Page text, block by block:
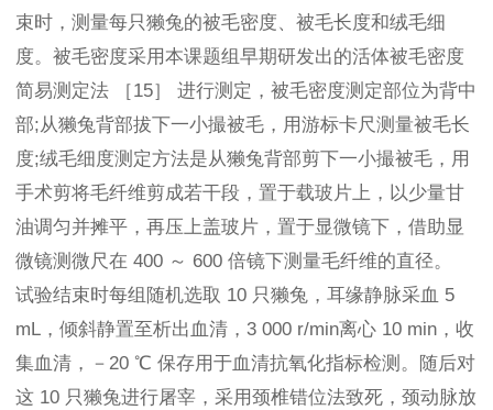
束时，测量每只獭兔的被毛密度、被毛长度和绒毛细
度。被毛密度采用本课题组早期研发出的活体被毛密度
简易测定法 ［15］ 进行测定，被毛密度测定部位为背中
部;从獭兔背部拔下一小撮被毛，用游标卡尺测量被毛长
度;绒毛细度测定方法是从獭兔背部剪下一小撮被毛，用
手术剪将毛纤维剪成若干段，置于载玻片上，以少量甘
油调匀并摊平，再压上盖玻片，置于显微镜下，借助显
微镜测微尺在 400 ～ 600 倍镜下测量毛纤维的直径。
试验结束时每组随机选取 10 只獭兔，耳缘静脉采血 5
mL，倾斜静置至析出血清，3 000 r/min离心 10 min，收
集血清，－20 ℃ 保存用于血清抗氧化指标检测。随后对
这 10 只獭兔进行屠宰，采用颈椎错位法致死，颈动脉放